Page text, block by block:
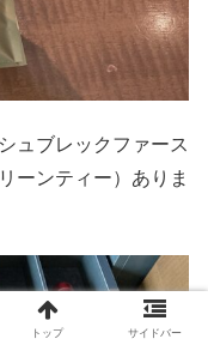
ュブレックファース
ーンティー）ありま
トップ サイドバー